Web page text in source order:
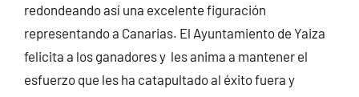
redondeando así una excelente figuración
representando a Canarias. El Ayuntamiento de Yaiza
felicita a los ganadores y les anima a mantener el
esfuerzo que les ha catapultado al éxito fuera y